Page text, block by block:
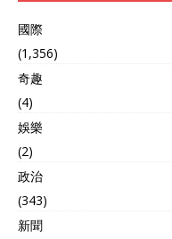
在其中一个机库进行维护的
在空袭中被摧毁。在博拉
里，还有一架巴基斯坦空军
预警机据信也被摧毁。“印度
军队造成了如此大的破坏，
以至于巴基斯坦意识到如果
冲突继续，他们将会遭受更
多损失，印度空军参谋长辛
格，印度空军上将表示。他
声称宣称，“这促使巴基斯坦
方面寻求停火。”印度军方在
國際
(1,356)
奇趣
(4)
娛樂
(2)
政治
(343)
新聞